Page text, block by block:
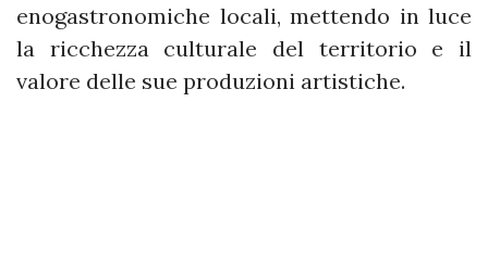
enogastronomiche locali, mettendo in luce
la ricchezza culturale del territorio e il
valore delle sue produzioni artistiche.